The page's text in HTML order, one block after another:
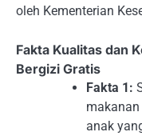
oleh Kementerian
Fakta Kualitas dan
Bergizi Gratis
Fakta 1:
anak